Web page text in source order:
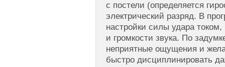
с постели (определяется
электрический разряд. В
настройки силы удара
и громкости звука. По
неприятные ощущения и
быстро дисциплинировать